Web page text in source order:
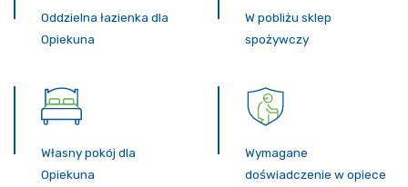
Oddzielna łazienka dla
Opiekuna
W pobliżu sklep
spożywczy
Własny pokój dla
Opiekuna
Wymagane
doświadczenie w opiece